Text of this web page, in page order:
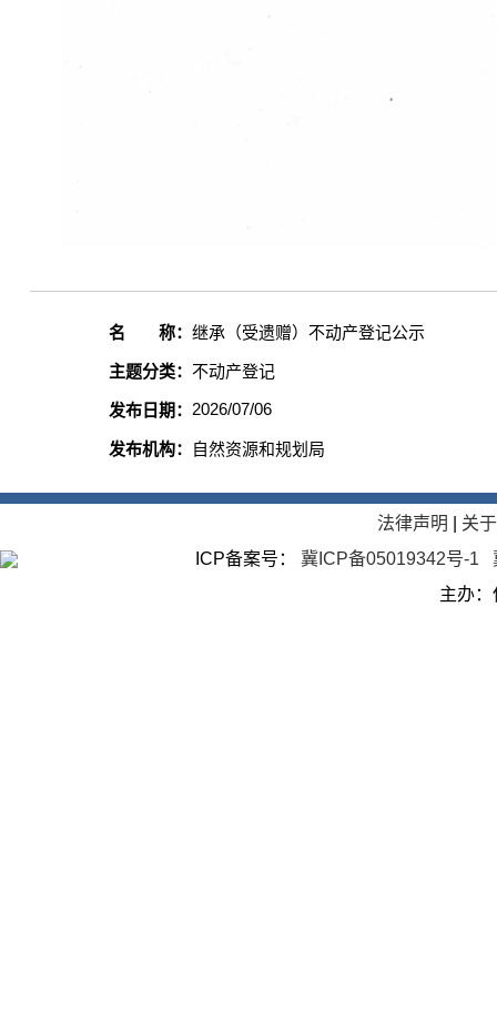
名 称： 继承（受遗赠）不动产登记公示
主题分类： 不动产登记
发布日期： 2026/07/06
发布机构： 自然资源和规划局
法律声明
关
ICP备案号：
冀ICP备05019342号-1
主办